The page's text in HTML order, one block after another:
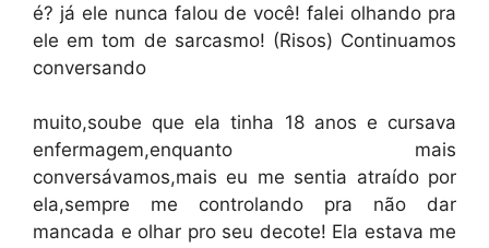
é? já ele nunca falou de você! falei olhando pra
ele em tom de sarcasmo! (Risos) Continuamos
conversando
muito,soube que ela tinha 18 anos e cursava
enfermagem,enquanto mais
conversávamos,mais eu me sentia atraído por
ela,sempre me controlando pra não dar
mancada e olhar pro seu decote! Ela estava me